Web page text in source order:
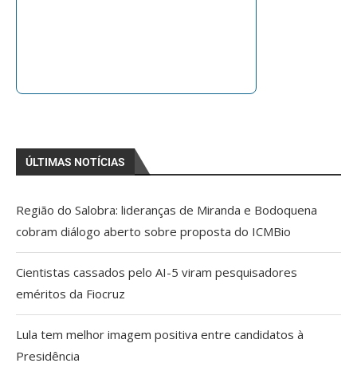
ÚLTIMAS NOTÍCIAS
Região do Salobra: lideranças de Miranda e Bodoquena
cobram diálogo aberto sobre proposta do ICMBio
Cientistas cassados pelo AI-5 viram pesquisadores
eméritos da Fiocruz
Lula tem melhor imagem positiva entre candidatos à
Presidência